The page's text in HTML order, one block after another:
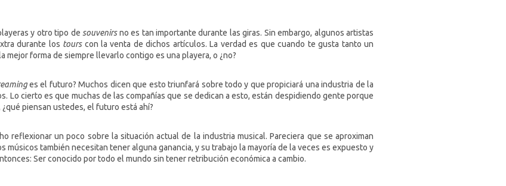
y otro tipo de souvenirsno es tan importante durante las giras. Sin embargo, algunos artistas
durante los tourscon la venta de dichos artículos. La verdad es que cuando te gusta tanto un
forma de siempre llevarlo contigo es una playera, o ¿no?
es el futuro? Muchos dicen que esto triunfará sobre todo y que propiciará una industria de la
Lo cierto es que muchas de las compañías que se dedican a esto, están despidiendo gente porque
piensan ustedes, el futuro está ahí?
reflexionar un poco sobre la situación actual de la industria musical. Pareciera que se aproximan
músicos también necesitan tener alguna ganancia, y su trabajo la mayoría de la veces es expuesto y
Ser conocido por todo el mundo sin tener retribución económica a cambio.